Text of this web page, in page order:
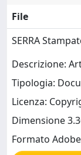
File
SERRA
Descrizione:
Tipologia:
Licenza:
Dimensione
Formato